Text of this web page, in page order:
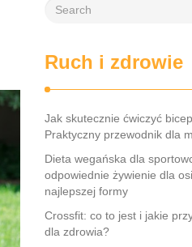
Ruch i zdrowie
Jak skutecznie ćwiczyć
Praktyczny przewodnik dla
Dieta wegańska dla
odpowiednie żywienie dla
najlepszej formy
Crossfit: co to jest i jakie
dla zdrowia?